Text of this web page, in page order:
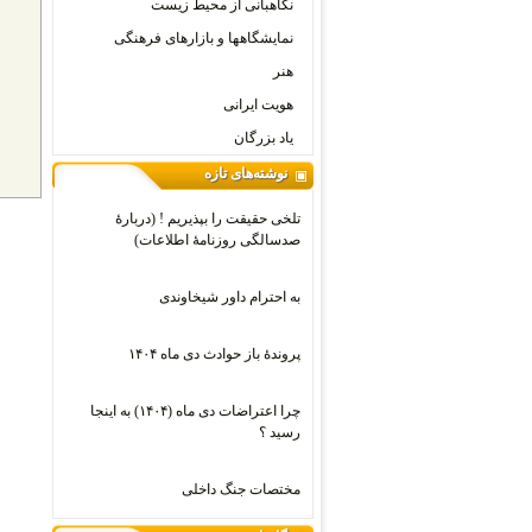
نگاهبانی از محیط زیست
نمایشگاهها و بازارهای فرهنگی
هنر
هویت ایرانی
یاد بزرگان
نوشته‌های تازه
تلخی حقیقت را بپذیریم ! (دربارۀ
صدسالگی روزنامۀ اطلاعات)
به احترام داور شیخاوندی
پروندۀ باز حوادث دی ماه ۱۴۰۴
چرا اعتراضات دی‌ ماه (۱۴۰۴) به اینجا
رسید ؟
مختصات جنگ داخلی